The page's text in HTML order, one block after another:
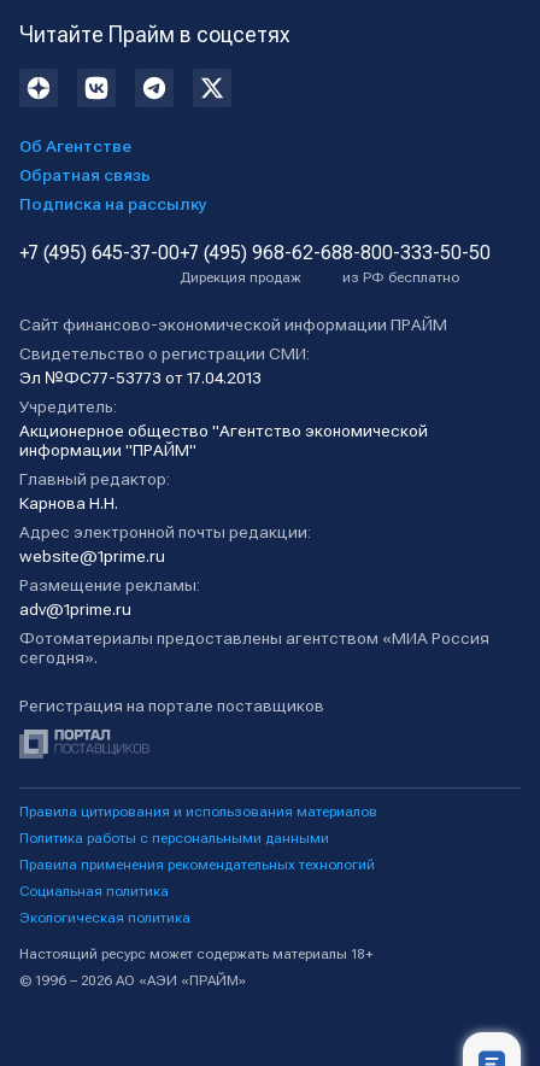
Читайте Прайм в соцсетях
Об Агентстве
Обратная связь
Подписка на рассылку
+7 (495) 645-37-00+7 (495) 968-62-68
Дирекция продаж
8-800-333-50-50
из РФ бесплатно
Сайт финансово-экономической информации ПРАЙМ
Свидетельство о регистрации СМИ:
Эл №ФС77-53773 от 17.04.2013
Учредитель:
Акционерное общество "Агентство экономической
информации "ПРАЙМ"
Главный редактор:
Карнова Н.Н.
Адрес электронной почты редакции:
website@1prime.ru
Размещение рекламы:
adv@1prime.ru
Фотоматериалы предоставлены агентством «МИА Россия
сегодня».
Регистрация на портале поставщиков
Правила цитирования и использования материалов
Политика работы с персональными данными
Правила применения рекомендательных технологий
Социальная политика
Экологическая политика
Настоящий ресурс может содержать материалы 18+
© 1996 – 2026 АО «АЭИ «ПРАЙМ»